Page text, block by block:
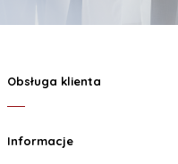
Obsługa klienta
Informacje